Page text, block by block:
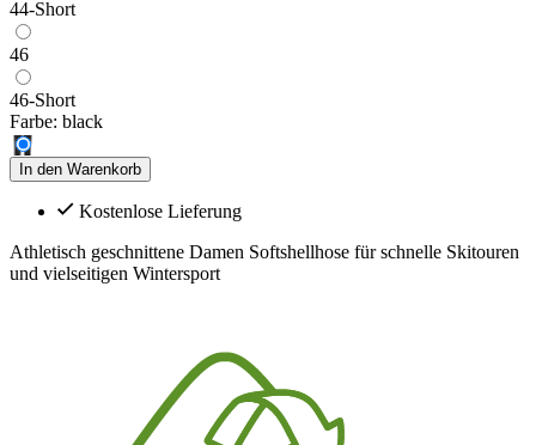
44-Short
46
46-Short
Farbe: black
In den Warenkorb
Kostenlose Lieferung
Athletisch geschnittene Damen Softshellhose für schnelle Skitouren
und vielseitigen Wintersport